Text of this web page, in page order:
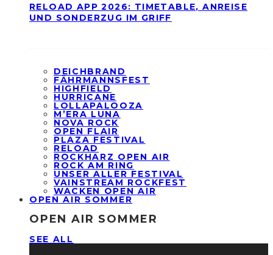
RELOAD APP 2026: TIMETABLE, ANREISE
UND SONDERZUG IM GRIFF
DEICHBRAND
FÄHRMANNSFEST
HIGHFIELD
HURRICANE
LOLLAPALOOZA
M’ERA LUNA
NOVA ROCK
OPEN FLAIR
PLAZA FESTIVAL
RELOAD
ROCKHARZ OPEN AIR
ROCK AM RING
UNSER ALLER FESTIVAL
VAINSTREAM ROCKFEST
WACKEN OPEN AIR
OPEN AIR SOMMER
OPEN AIR SOMMER
SEE ALL